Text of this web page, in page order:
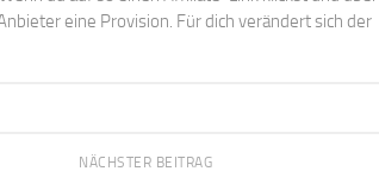
eine Provision. Für dich verändert sich der
NÄCHSTER BEITRAG